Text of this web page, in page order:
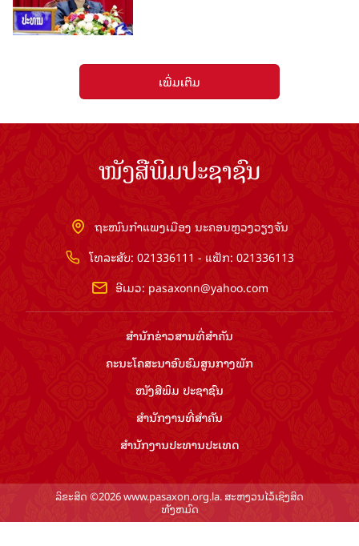
ເພີ່ມເຕີມ
ໜັງສືພິມປະຊາຊົນ
ຖະໜົນກຳແພງເມືອງ ນະຄອນຫຼວງວຽງຈັນ
ໂທລະສັບ: 021336111 - ແຟັກ: 021336113
ອີເມວ: pasaxonn@yahoo.com
ສຳ​ນັກ​ຂ່າວ​ສານ​ທີ່​ສຳ​ຄັນ​
ຄະນະໂຄສະນາອົບຮົມ​ສູນ​ກາງ​ພັກ
ໜັງສືພິມ ປະ​ຊາ​ຊົນ
ສຳ​ນັກ​ງານ​ທີ່​ສຳ​ຄັນ
ສຳ​ນັກ​ງານ​ປະ​ທານ​ປະ​ເທດ
ລິຂະສິດ ©2026 www.pasaxon.org.la. ສະຫງວນໄວ້ເຊິງສິດ
ທັງຫມົດ